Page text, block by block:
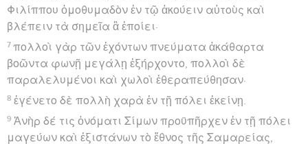
Φιλίππου ὁμοθυμαδὸν ἐν τῷ ἀκούειν αὐτοὺς καὶ
βλέπειν τὰ σημεῖα ἃ ἐποίει·
7 πολλοὶ γὰρ τῶν ἐχόντων πνεύματα ἀκάθαρτα
βοῶντα φωνῇ μεγάλῃ ἐξήρχοντο, πολλοὶ δὲ
παραλελυμένοι καὶ χωλοὶ ἐθεραπεύθησαν·
8 ἐγένετο δὲ πολλὴ χαρὰ ἐν τῇ πόλει ἐκείνῃ.
9 Ἀνὴρ δέ τις ὀνόματι Σίμων προϋπῆρχεν ἐν τῇ πόλει
μαγεύων καὶ ἐξιστάνων τὸ ἔθνος τῆς Σαμαρείας,